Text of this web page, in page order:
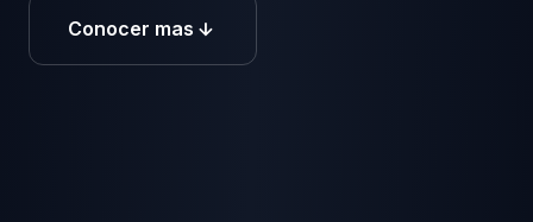
Conocer mas